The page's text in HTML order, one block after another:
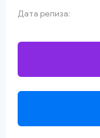
Дата релиза: